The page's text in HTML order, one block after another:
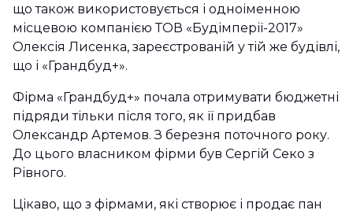
що також використовується і одноіменною
місцевою компанією ТОВ «Будімперії-2017»
Олексія Лисенка, зареєстрованій у тій же будівлі,
що і «Грандбуд+».
Фірма «Грандбуд+» почала отримувати бюджетні
підряди тільки після того, як її придбав
Олександр Артемов. З березня поточного року.
До цього власником фірми був Сергій Секо з
Рівного.
Цікаво, що з фірмами, які створює і продає пан